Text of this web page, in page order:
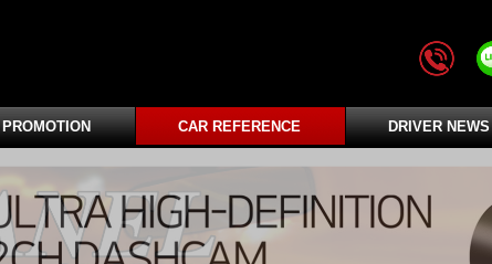
PROMOTION CAR REFERENCE DRIVER NEWS